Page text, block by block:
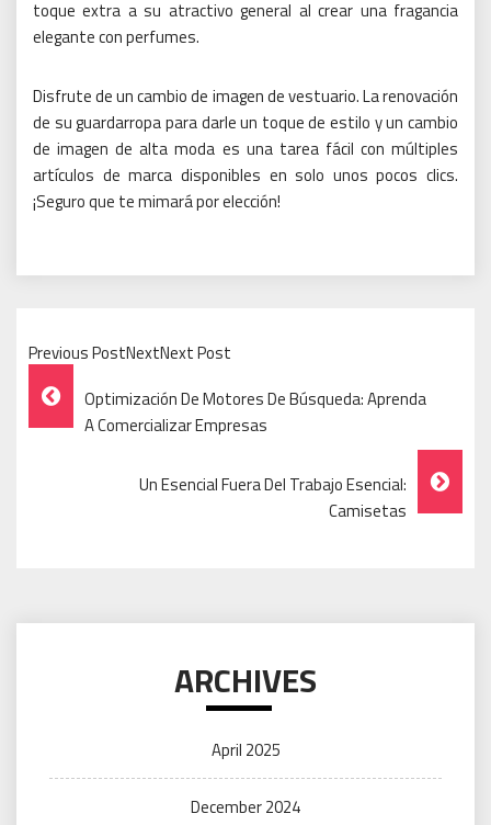
toque extra a su atractivo general al crear una fragancia
elegante con perfumes.
Disfrute de un cambio de imagen de vestuario.La renovación
de su guardarropa para darle un toque de estilo y un cambio
de imagen de alta moda es una tarea fácil con múltiples
artículos de marca disponibles en solo unos pocos clics.
¡Seguro que te mimará por elección!
Previous PostNextNext Post
Post
Navigation
Optimización De Motores De Búsqueda: Aprenda
A Comercializar Empresas
Un Esencial Fuera Del Trabajo Esencial:
Camisetas
ARCHIVES
April 2025
December 2024